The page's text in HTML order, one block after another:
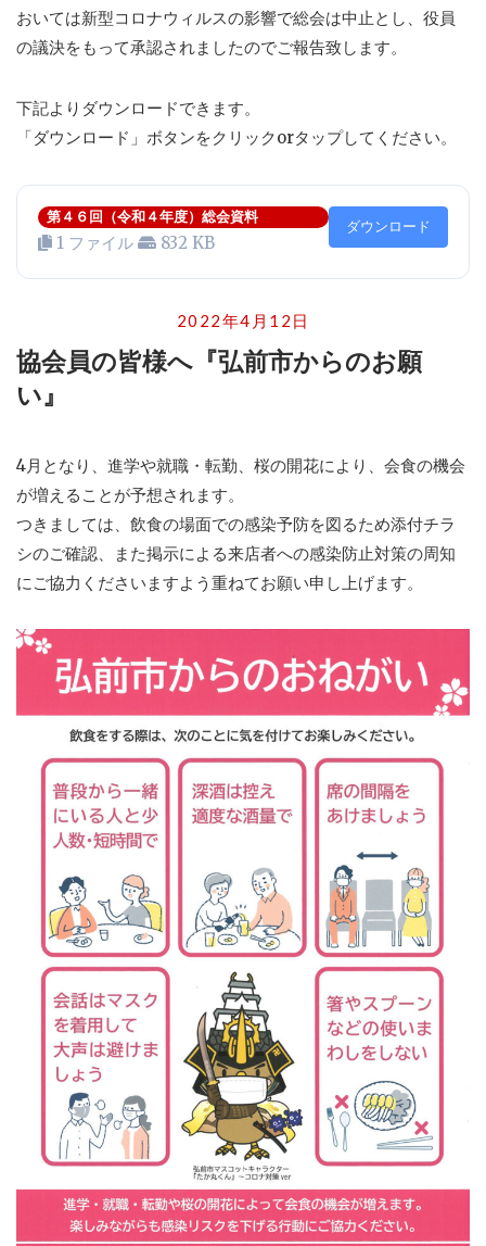
おいては新型コロナウィルスの影響で総会は中止とし、役員
の議決をもって承認されましたのでご報告致します。
下記よりダウンロードできます。
「ダウンロード」ボタンをクリックorタップしてください。
第４６回（令和４年度）総会資料
1 ファイル 832 KB
ダウンロード
2022年4月12日
協会員の皆様へ『弘前市からのお願
い』
4月となり、進学や就職・転勤、桜の開花により、会食の機会
が増えることが予想されます。
つきましては、飲食の場面での感染予防を図るため添付チラ
シのご確認、また掲示による来店者への感染防止対策の周知
にご協力くださいますよう重ねてお願い申し上げます。